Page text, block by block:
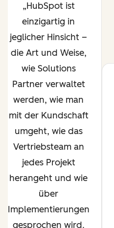
HubSpot ist
einzigartig in
jeglicher Hinsicht –
die Art und Weise,
wie Solutions
Partner verwaltet
werden, wie man
mit der Kundschaft
umgeht, wie das
Vertriebsteam an
jedes Projekt
herangeht und wie
über
Implementierungen
gesprochen wird.